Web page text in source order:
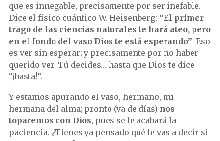
que es innegable, precisamente por ser inefable.
Dice el físico cuántico W. Heisenberg: “El primer
trago de las ciencias naturales te hará ateo, pero
en el fondo del vaso Dios te está esperando”. Eso
es ver sin esperar; y precisamente por no haber
querido ver. Tú decides… hasta que Dios te dice
“¡basta!”.
Y estamos apurando el vaso, hermano, mi
hermana del alma; pronto (va de días) nos
toparemos con Dios, pues se le acabará la
paciencia. ¿Tienes ya pensado qué le vas a decir si